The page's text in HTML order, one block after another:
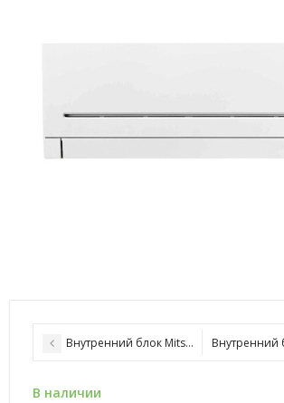
Внутренний блок Mitsubishi Electric MSZ-
Внутренний
В наличии